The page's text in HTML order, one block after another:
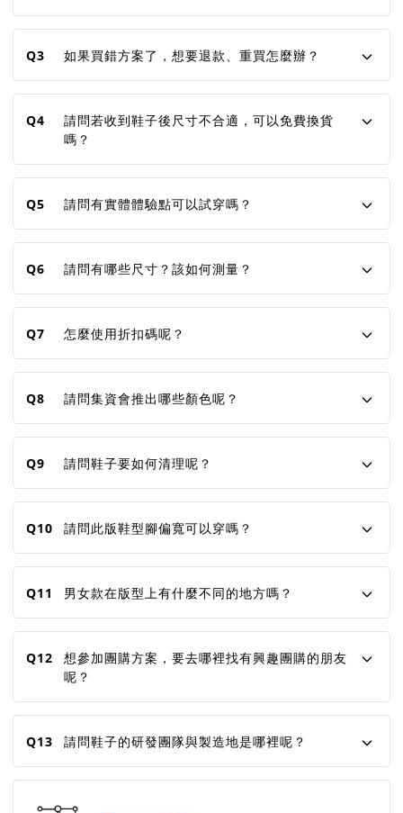
Q3 如果買錯方案了，想要退款、重買怎麼辦？
Q4
請問若收到鞋子後尺寸不合適，可以免費換貨
嗎？
Q5 請問有實體體驗點可以試穿嗎？
Q6 請問有哪些尺寸？該如何測量？
Q7 怎麼使用折扣碼呢？
Q8 請問集資會推出哪些顏色呢？
Q9 請問鞋子要如何清理呢？
Q10 請問此版鞋型腳偏寬可以穿嗎？
Q11 男女款在版型上有什麼不同的地方嗎？
Q12
想參加團購方案，要去哪裡找有興趣團購的朋友
呢？
Q13 請問鞋子的研發團隊與製造地是哪裡呢？